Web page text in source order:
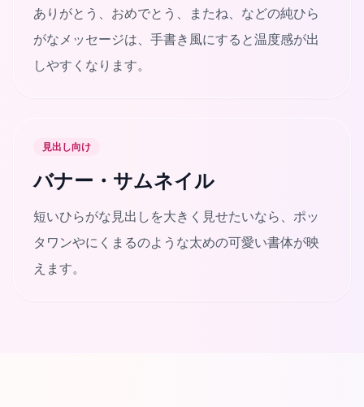
ありがとう、おめでとう、またね、などの純ひら
がなメッセージは、手書き風にすると温度感が出
しやすくなります。
見出し向け
バナー・サムネイル
短いひらがな見出しを大きく見せたいなら、ポッ
タワンやにくまるのような太めの可愛い書体が映
えます。